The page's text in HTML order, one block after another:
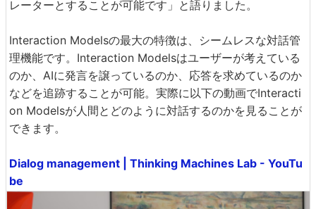
レーターとすることが可能です」と語りました。
Interaction Modelsの最大の特徴は、シームレスな対話管
理機能です。Interaction Modelsはユーザーが考えている
のか、AIに発言を譲っているのか、応答を求めているのか
などを追跡することが可能。実際に以下の動画でInteracti
on Modelsが人間とどのように対話するのかを見ることが
できます。
Dialog management | Thinking Machines Lab - YouTu
be